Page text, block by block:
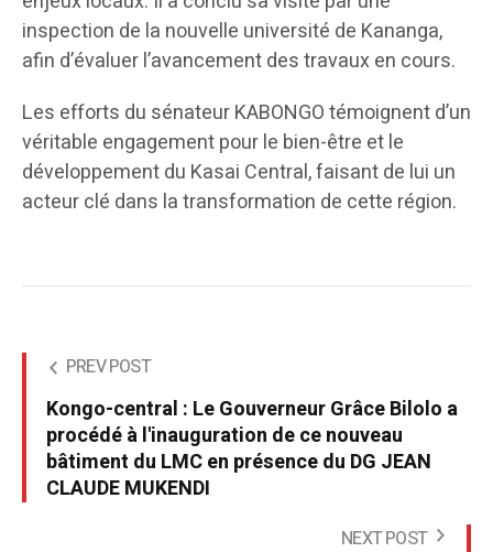
inspection de la nouvelle université de Kananga,
afin d’évaluer l’avancement des travaux en cours.
Les efforts du sénateur KABONGO témoignent d’un
véritable engagement pour le bien-être et le
développement du Kasai Central, faisant de lui un
acteur clé dans la transformation de cette région.
PREV POST
Kongo-central : Le Gouverneur Grâce Bilolo a
procédé à l'inauguration de ce nouveau
bâtiment du LMC en présence du DG JEAN
CLAUDE MUKENDI
NEXT POST